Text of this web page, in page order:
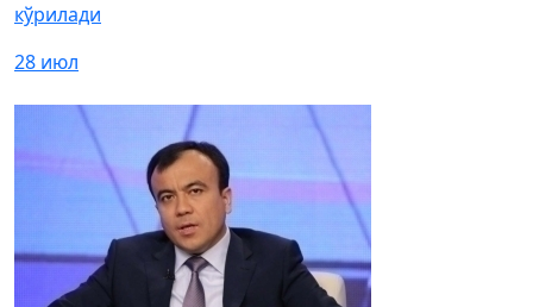
кўрилади
28 июл